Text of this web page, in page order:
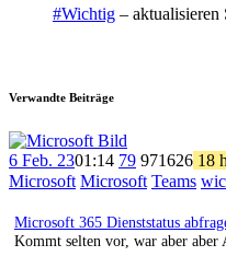
#Wichtig – aktualisieren
Verwandte Beiträge
6 Feb. 2301:14 79 971626 18 h
Microsoft Microsoft Teams
Microsoft 365 Dienststatus
Kommt selten vor, war aber